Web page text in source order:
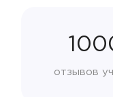
отзывов